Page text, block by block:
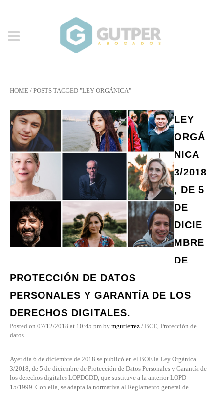
HOME / POSTS TAGGED "LEY ORGÁNICA"
LEY
ORGÁ
NICA
3/2018
, DE 5
DE
DICIE
MBRE
DE
PROTECCIÓN DE DATOS
PERSONALES Y GARANTÍA DE LOS
DERECHOS DIGITALES.
Posted on 07/12/2018 at 10:45 pm by mgutierrez / BOE, Protección de
datos
Ayer día 6 de diciembre de 2018 se publicó en el BOE la Ley Orgánica
3/2018, de 5 de diciembre de Protección de Datos Personales y Garantía de
los derechos digitales LOPDGDD, que sustituye a la anterior LOPD
15/1999. Con ella, se adapta la normativa al Reglamento general de